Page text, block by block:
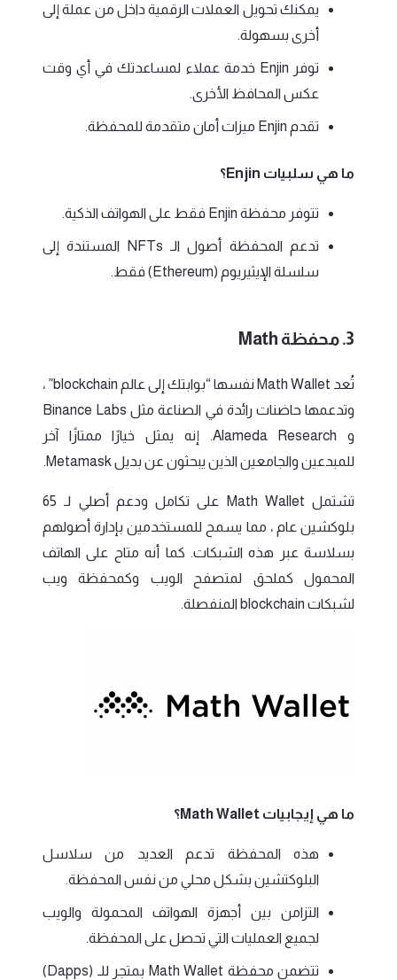
يمكنك تحويل العملات الرقمية داخل من عملة إلى
أخرى بسهولة.
توفر Enjin خدمة عملاء لمساعدتك في أي وقت
عكس المحافظ الأخرى.
تقدم Enjin ميزات أمان متقدمة للمحفظة.
ما هي سلبيات Enjin؟
تتوفر محفظة Enjin فقط على الهواتف الذكية.
تدعم المحفظة أصول الـ NFTs المستندة إلى
سلسلة الإيثيريوم (Ethereum) فقط.
3. محفظة Math
تُعد Math Wallet نفسها “بوابتك إلى عالم blockchain” ،
وتدعمها حاضنات رائدة في الصناعة مثل Binance Labs
و Alameda Research. إنه يمثل خيارًا ممتازًا آخر
للمبدعين والجامعين الذين يبحثون عن بديل Metamask.
تشتمل Math Wallet على تكامل ودعم أصلي لـ 65
بلوكشين عام ، مما يسمح للمستخدمين بإدارة أصولهم
بسلاسة عبر هذه الشبكات. كما أنه متاح على الهاتف
المحمول كملحق لمتصفح الويب وكمحفظة ويب
لشبكات blockchain المنفصلة.
ما هي إيجابيات Math Wallet؟
هذه المحفظة تدعم العديد من سلاسل
البلوكتشين بشكل محلي من نفس المحفظة.
التزامن بين أجهزة الهواتف المحمولة والويب
لجميع العمليات التي تحصل على المحفظة.
تتضمن محفظة Math Wallet بمتجر للـ (Dapps)